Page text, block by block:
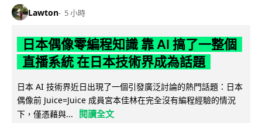
Lawton 5 小時
日本偶像零編程知識 靠 AI 搞了一整個
直播系統 在日本技術界成為話題
日本 AI 技術界近日出現了一個引發廣泛討論的熱門話題：日本
偶像前 Juice=Juice 成員宮本佳林在完全沒有編程經驗的情況
下，僅憑藉與...
閱讀全文